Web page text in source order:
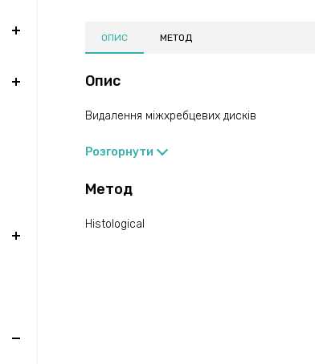
ОПИС МЕТОД
Опис
Видалення міжхребцевих дисків
Розгорнути
Метод
Histological